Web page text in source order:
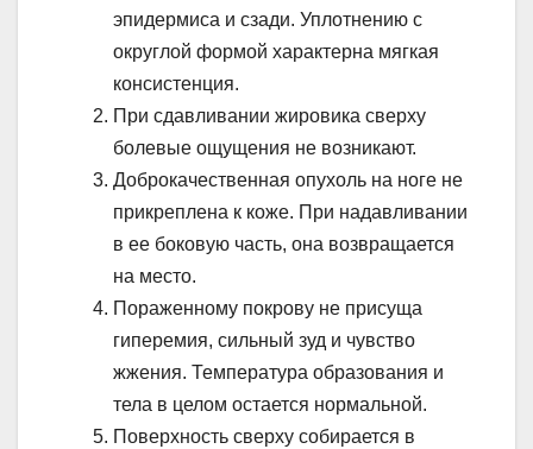
эпидермиса и сзади. Уплотнению с
округлой формой характерна мягкая
консистенция.
При сдавливании жировика сверху
болевые ощущения не возникают.
Доброкачественная опухоль на ноге не
прикреплена к коже. При надавливании
в ее боковую часть, она возвращается
на место.
Пораженному покрову не присуща
гиперемия, сильный зуд и чувство
жжения. Температура образования и
тела в целом остается нормальной.
Поверхность сверху собирается в